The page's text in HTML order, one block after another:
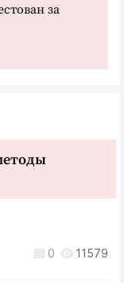
за
0 11579